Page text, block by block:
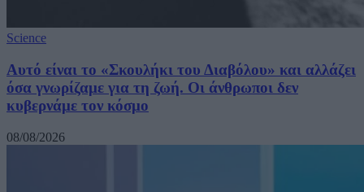
Science
Αυτό είναι το «Σκουλήκι του Διαβόλου» και αλλάζει
όσα γνωρίζαμε για τη ζωή. Οι άνθρωποι δεν
κυβερνάμε τον κόσμο
08/08/2026